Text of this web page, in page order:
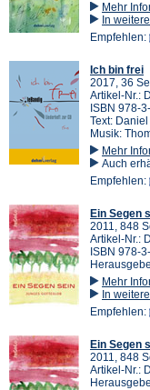
Mehr
In
Empfehlen:
Ich bin frei
2017, 36
Artikel-Nr.:
ISBN 978-
Text:
Musik:
Mehr
Auch
Empfehlen:
Ein Segen
2011, 848
Artikel-Nr.:
ISBN 978-
Mehr
In
Empfehlen:
Ein Segen
2011, 848
Artikel-Nr.: